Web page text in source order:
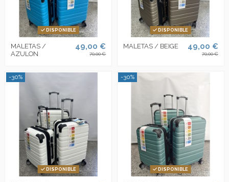
DISPONIBLE
MALETAS /
AZULON
49,00 €
70,00 €
DISPONIBLE
MALETAS / BEIGE 49,00 €
70,00 €
-30%
DISPONIBLE
-30%
DISPONIBLE